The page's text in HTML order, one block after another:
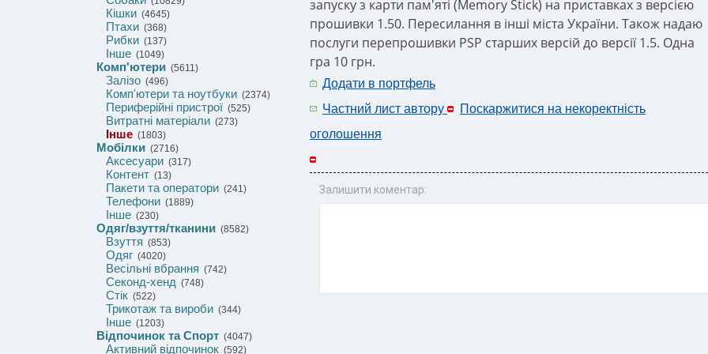
Кішки (4645)
Птахи (368)
Рибки (137)
Інше (1049)
Комп'ютери (5611)
Залізо (496)
Комп'ютери та ноутбуки (2374)
Периферійні пристрої (525)
Витратні матеріали (273)
Інше (1803)
Мобілки (2716)
Аксесуари (317)
Контент (13)
Пакети та оператори (241)
Телефони (1889)
Інше (230)
Одяг/взуття/тканини (8582)
Взуття (853)
Одяг (4020)
Весільні вбрання (742)
Секонд-хенд (748)
Стік (522)
Трикотаж та вироби (344)
Інше (1203)
Відпочинок та Спорт (4047)
Активний відпочинок (592)
запуску з карти пам'яті (Memory Stick) на приставках з версією
прошивки 1.50. Пересилання в інші міста України. Також надаю
послуги перепрошивки PSP старших версій до версії 1.5. Одна
гра 10 грн.
Додати в портфель
Частний лист автору
Поскаржитися на некоректність
оголошення
Залишити коментар: